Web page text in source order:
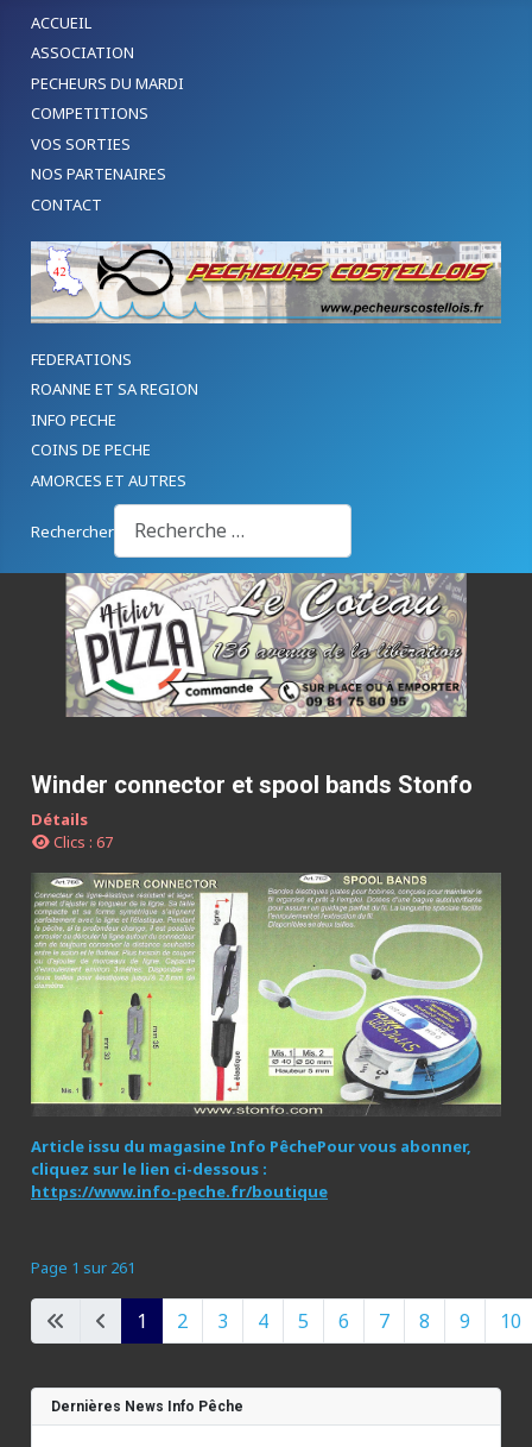
ACCUEIL
ASSOCIATION
PECHEURS DU MARDI
COMPETITIONS
VOS SORTIES
NOS PARTENAIRES
CONTACT
FEDERATIONS
ROANNE ET SA REGION
INFO PECHE
COINS DE PECHE
AMORCES ET AUTRES
Rechercher
Winder connector et spool bands Stonfo
Détails
Clics : 67
Article issu du magasine Info PêchePour vous abonner,
cliquez sur le lien ci-dessous :
https://www.info-peche.fr/boutique
Page 1 sur 261
1 2 3 4 5 6 7 8 9 10
Dernières News Info Pêche